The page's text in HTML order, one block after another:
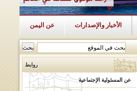
الأخبار والإصدارات عن اليمن
روابط
عن المسئولية الإجتماعية